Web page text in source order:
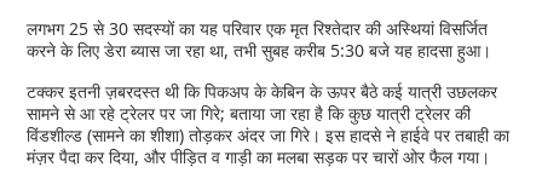
लगभग 25 से 30 सदस्यों का यह परिवार एक मृत रिश्तेदार की अस्थियां विसर्जित
करने के लिए डेरा ब्यास जा रहा था, तभी सुबह करीब 5:30 बजे यह हादसा हुआ।
टक्कर इतनी ज़बरदस्त थी कि पिकअप के केबिन के ऊपर बैठे कई यात्री उछलकर
सामने से आ रहे ट्रेलर पर जा गिरे; बताया जा रहा है कि कुछ यात्री ट्रेलर की
विंडशील्ड (सामने का शीशा) तोड़कर अंदर जा गिरे। इस हादसे ने हाईवे पर तबाही का
मंज़र पैदा कर दिया, और पीड़ित व गाड़ी का मलबा सड़क पर चारों ओर फैल गया।